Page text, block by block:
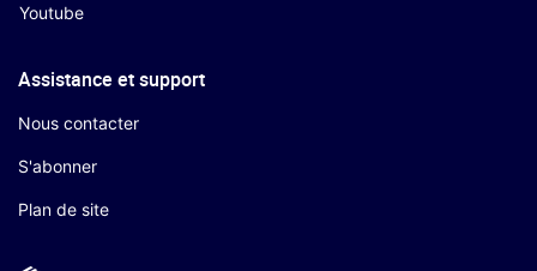
Youtube
Assistance et support
Nous contacter
S'abonner
Plan de site